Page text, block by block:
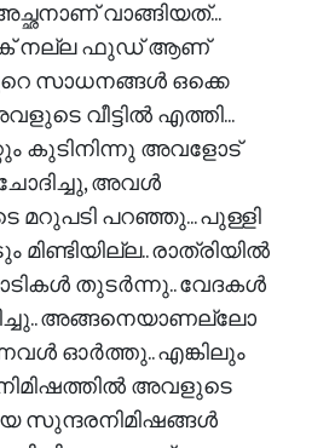
വാങ്ങിയത്...
നല്ല ഫുഡ്‌ ആണ്
സാധനങ്ങൾ ഒക്കെ
വീട്ടിൽ എത്തി...
കുടിനിന്നു അവളോട്‌
അവൾ
പറഞ്ഞു... പുള്ളി
രാത്രിയിൽ
തുടർന്നു.. വേദകൾ
അങ്ങനെയാണല്ലോ
ഓർത്തു.. എങ്കിലും
അവളുടെ
സുന്ദരനിമിഷങ്ങൾ